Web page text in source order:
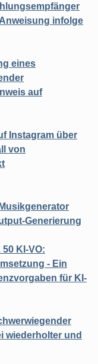
infolge
eines
auf
Instagram über
von
Generierung
KI-VO:
- Ein
für KI-
wiederholter und